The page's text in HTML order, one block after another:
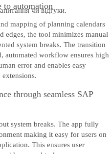
чи відгуки.
to automation
mapping of planning calendars
edges, the tool minimizes manual
system breaks. The transition
automated workflow ensures high
error and enables easy
through seamless SAP
system breaks. The app fully
making it easy for users on
This ensures user